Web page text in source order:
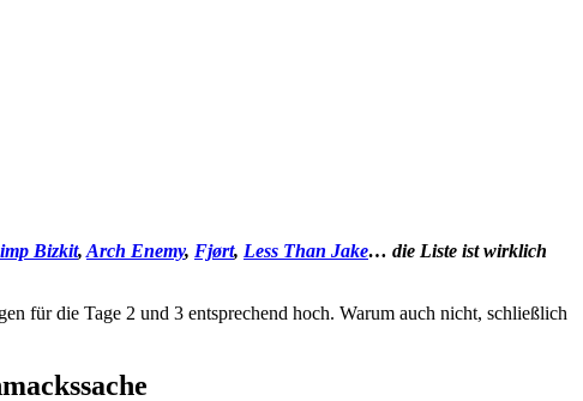
Bizkit, Arch Enemy, Fjørt, Less Than Jake… die Liste ist wirklich
für die Tage 2 und 3 entsprechend hoch. Warum auch nicht, schließlich